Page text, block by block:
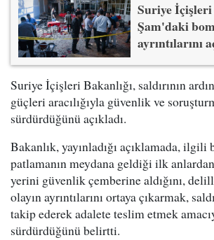
Suriye İçişleri
Şam'daki
ayrıntılarını
Suriye İçişleri Bakanlığı, saldırının
güçleri aracılığıyla güvenlik ve
sürdürdüğünü açıkladı.
Bakanlık, yayınladığı açıklamada,
patlamanın meydana geldiği ilk
yerini güvenlik çemberine aldığını,
olayın ayrıntılarını ortaya çıkarmak,
takip ederek adalete teslim etmek
sürdürdüğünü belirtti.